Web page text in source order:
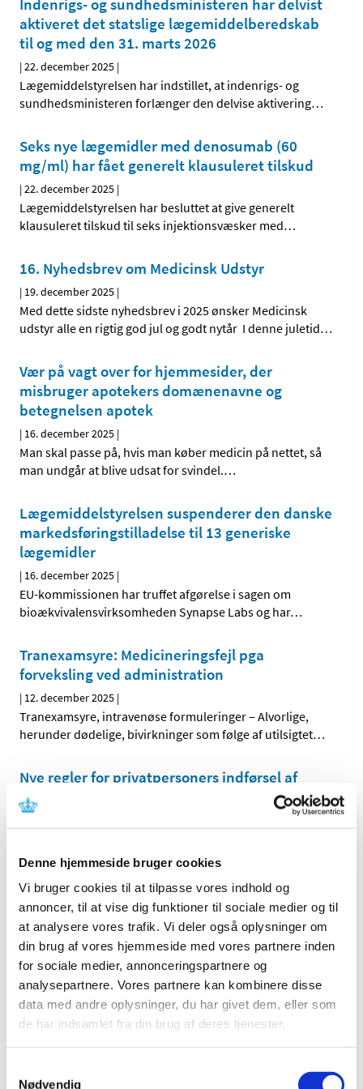
Denne hjemmeside bruger cookies
Vi bruger cookies til at tilpasse vores indhold og
annoncer, til at vise dig funktioner til sociale medier og til
at analysere vores trafik. Vi deler også oplysninger om
din brug af vores hjemmeside med vores partnere inden
for sociale medier, annonceringspartnere og
analysepartnere. Vores partnere kan kombinere disse
data med andre oplysninger, du har givet dem, eller som
de har indsamlet fra din brug af deres tjenester.
Nødvendig
Indenrigs- og sundhedsministeren har delvist
aktiveret det statslige lægemiddelberedskab
til og med den 31. marts 2026
|22. december 2025 |
Lægemiddelstyrelsen har indstillet, at indenrigs- og
sundhedsministeren forlænger den delvise aktivering…
Seks nye lægemidler med denosumab (60
mg/ml) har fået generelt klausuleret tilskud
|22. december 2025 |
Lægemiddelstyrelsen har besluttet at give generelt
klausuleret tilskud til seks injektionsvæsker med…
16. Nyhedsbrev om Medicinsk Udstyr
| 19. december 2025 |
Med dette sidste nyhedsbrev i 2025 ønsker Medicinsk
udstyr alle en rigtig god jul og godt nytår I denne juletid…
Vær på vagt over for hjemmesider, der
misbruger apotekers domænenavne og
betegnelsen apotek
| 16. december 2025 |
Man skal passe på, hvis man køber medicin på nettet, så
man undgår at blive udsat for svindel.…
Lægemiddelstyrelsen suspenderer den danske
markedsføringstilladelse til 13 generiske
lægemidler
| 16. december 2025 |
EU-kommissionen har truffet afgørelse i sagen om
bioækvivalensvirksomheden Synapse Labs og har…
Tranexamsyre: Medicineringsfejl pga
forveksling ved administration
| 12. december 2025 |
Tranexamsyre, intravenøse formuleringer – Alvorlige,
herunder dødelige, bivirkninger som følge af utilsigtet…
Nye regler for privatpersoners indførsel af
medicin til Danmark fra 1. januar 2026
indføre medicin til Danmark fra alle lande. Det er et
Ryjunea øjendråber får generelt tilskud og
erstatter magistrelle atropin øjendråber
|8. december 2025|
Ryjunea øjendråber med indhold af atropin i styrken 0,1
mg/ml har siden den 24. november 2025 været…
Fristen i 2025 for lægemiddelansøgninger og
Lægemiddelstyrelsen har lukket mellem jul og nytår, fra